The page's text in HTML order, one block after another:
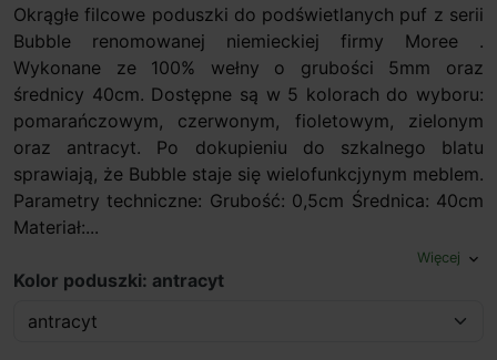
Okrągłe filcowe poduszki do podświetlanych puf z serii
Bubble renomowanej niemieckiej firmy Moree .
Wykonane ze 100% wełny o grubości 5mm oraz
średnicy 40cm. Dostępne są w 5 kolorach do wyboru:
pomarańczowym, czerwonym, fioletowym, zielonym
oraz antracyt. Po dokupieniu do szkalnego blatu
sprawiają, że Bubble staje się wielofunkcjynym meblem.
Parametry techniczne: Grubość: 0,5cm Średnica: 40cm
Materiał:...
Więcej expand_more
Kolor poduszki: antracyt